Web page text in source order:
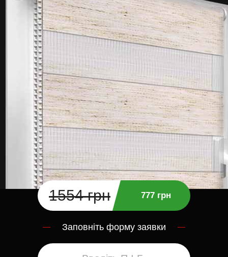
1554 грн 777 грн
Заповніть форму заявки